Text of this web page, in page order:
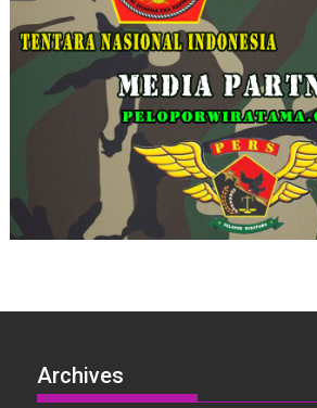
Archives